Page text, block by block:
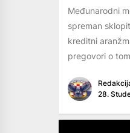
Međunarodni
spreman
kreditni
pregovori o
28.